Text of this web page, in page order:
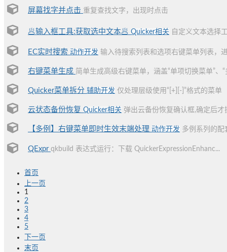
屏幕找字并点击 重复查找文字，出现时点击
🥟输入框工具:获取选中文本🥟 Quicker相关 自定义文本选择
EC实时搜索 动作开发 输入待搜索列表和选项右键菜单列表，
右键菜单生成 简单生成高级右键菜单，涵盖“单项切换菜单”、
Quicker菜单拆分 辅助开发 仅处理层级使用“[+][-]”格式的菜单
云状态备份恢复 Quicker相关 弹出云备份恢复确认框,确定后才
【多例】右键菜单即时生效末端处理 动作开发 多例系列的配
QExpr qkbuild 表达式运行：下载 QuickerExpressionEnhanc...
首页
上一页
1
2
3
4
5
下一页
末页